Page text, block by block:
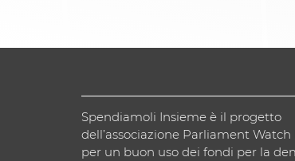
Spendiamoli Insieme è il progetto
dell’associazione Parliament Watch
per un buon uso dei fondi per la